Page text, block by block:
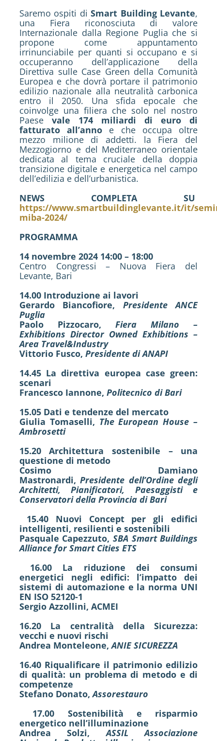
Saremo ospiti diSmart Building Levante,
una Fiera riconosciuta di valore
Internazionale dalla Regione Puglia che si
propone come appuntamento
irrinunciabile per quanti si occupano e si
occuperanno dell’applicazione della
Direttiva sulle Case Green della Comunità
Europea e che dovrà portare il patrimonio
edilizio nazionale alla neutralità carbonica
entro il 2050. Una sfida epocale che
coinvolge una filiera che solo nel nostro
Paese vale 174 miliardi di euro di
fatturato all’anno e che occupa oltre
mezzo milione di addetti. la Fiera del
Mezzogiorno e del Mediterraneo orientale
dedicata al tema cruciale della doppia
transizione digitale e energetica nel campo
dell’edilizia e dell’urbanistica.
NEWS COMPLETA SU
https://www.smartbuildinglevante.it/it/
miba-2024/
PROGRAMMA
14 novembre 2024 14:00 – 18:00
Centro Congressi – Nuova Fiera del
Levante, Bari
14.00 Introduzione ai lavori
Gerardo Biancofiore, Presidente ANCE
Puglia
Paolo Pizzocaro, Fiera Milano –
Exhibitions Director Owned Exhibitions –
Area Travel&Industry
Vittorio Fusco, Presidente di ANAPI
14.45 La direttiva europea case green:
scenari
Francesco Iannone, Politecnico di Bari
15.05 Dati e tendenze del mercato
Giulia Tomaselli, The European House –
Ambrosetti
15.20 Architettura sostenibile – una
questione di metodo
Cosimo Damiano
Mastronardi,Presidente dell’Ordine degli
Architetti, Pianificatori, Paesaggisti e
Conservatori della Provincia di Bari
15.40 Nuovi Concept per gli edifici
intelligenti, resilienti e sostenibili
Pasquale Capezzuto, SBA Smart Buildings
Alliance for Smart Cities ETS
16.00 La riduzione dei consumi
energetici negli edifici: l’impatto dei
sistemi di automazione e la norma UNI
EN ISO 52120-1
Sergio Azzollini, ACMEI
16.20 La centralità della Sicurezza:
vecchi e nuovi rischi
Andrea Monteleone,ANIE SICUREZZA
16.40 Riqualificare il patrimonio edilizio
di qualità: un problema di metodo e di
competenze
Stefano Donato, Assorestauro
17.00 Sostenibilità e risparmio
energetico nell’illuminazione
Andrea Solzi, ASSIL Associazione